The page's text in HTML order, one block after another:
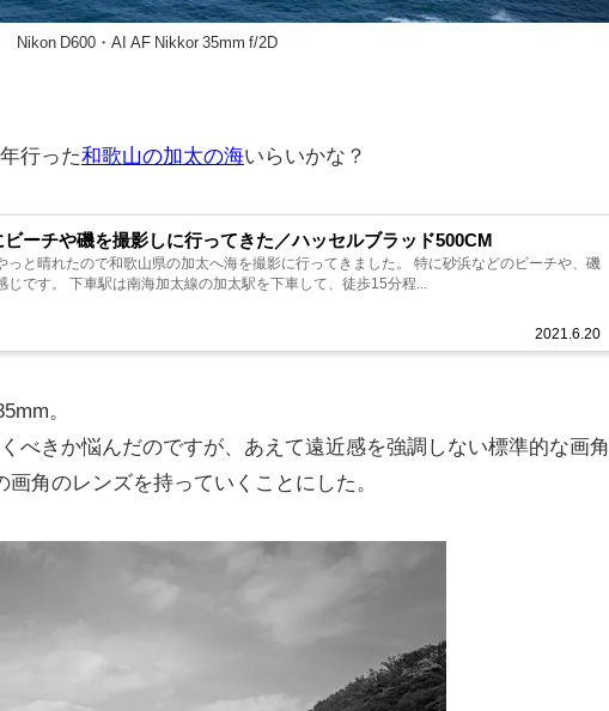
Nikon D600・AI AF Nikkor 35mm f/2D
行った和歌山の加太の海いらいかな？
ーチや磯を撮影しに行ってきた／ハッセルブラッド500CM
2021.6.20
っと晴れたので和歌山県の加太へ海を撮影に行ってきました。 特に砂浜などのビーチや、磯
じです。 下車駅は南海加太線の加太駅を下車して、徒歩15分程...
。
べきか悩んだのですが、あえて遠近感を強調しない標準的な画角
角のレンズを持っていくことにした。